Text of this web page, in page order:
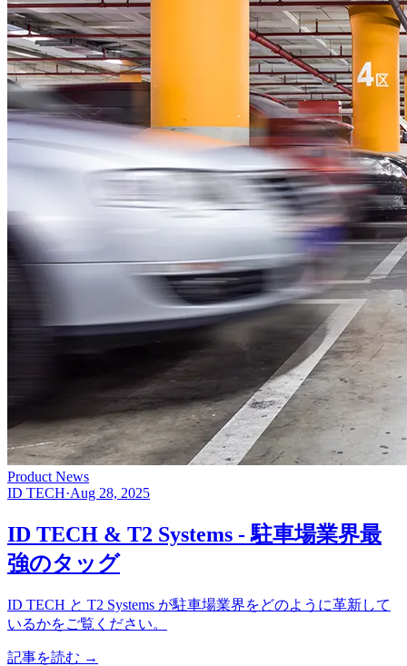
Product News
ID TECH·Aug 28, 2025
ID TECH & T2 Systems - 駐車場業界最
強のタッグ
ID TECH と T2 Systems が駐車場業界をどのように革新して
いるかをご覧ください。
記事を読む →